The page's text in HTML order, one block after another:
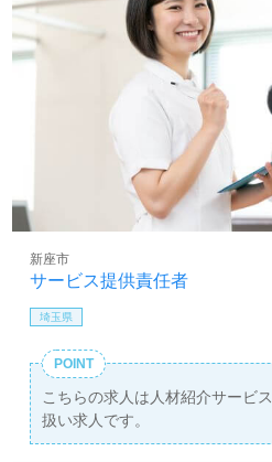
サービス提供責任者
新座市
埼玉県
POINT
こちらの求人は人材紹介サービ
扱い求人です。
詳細に関してお気軽にご相談く